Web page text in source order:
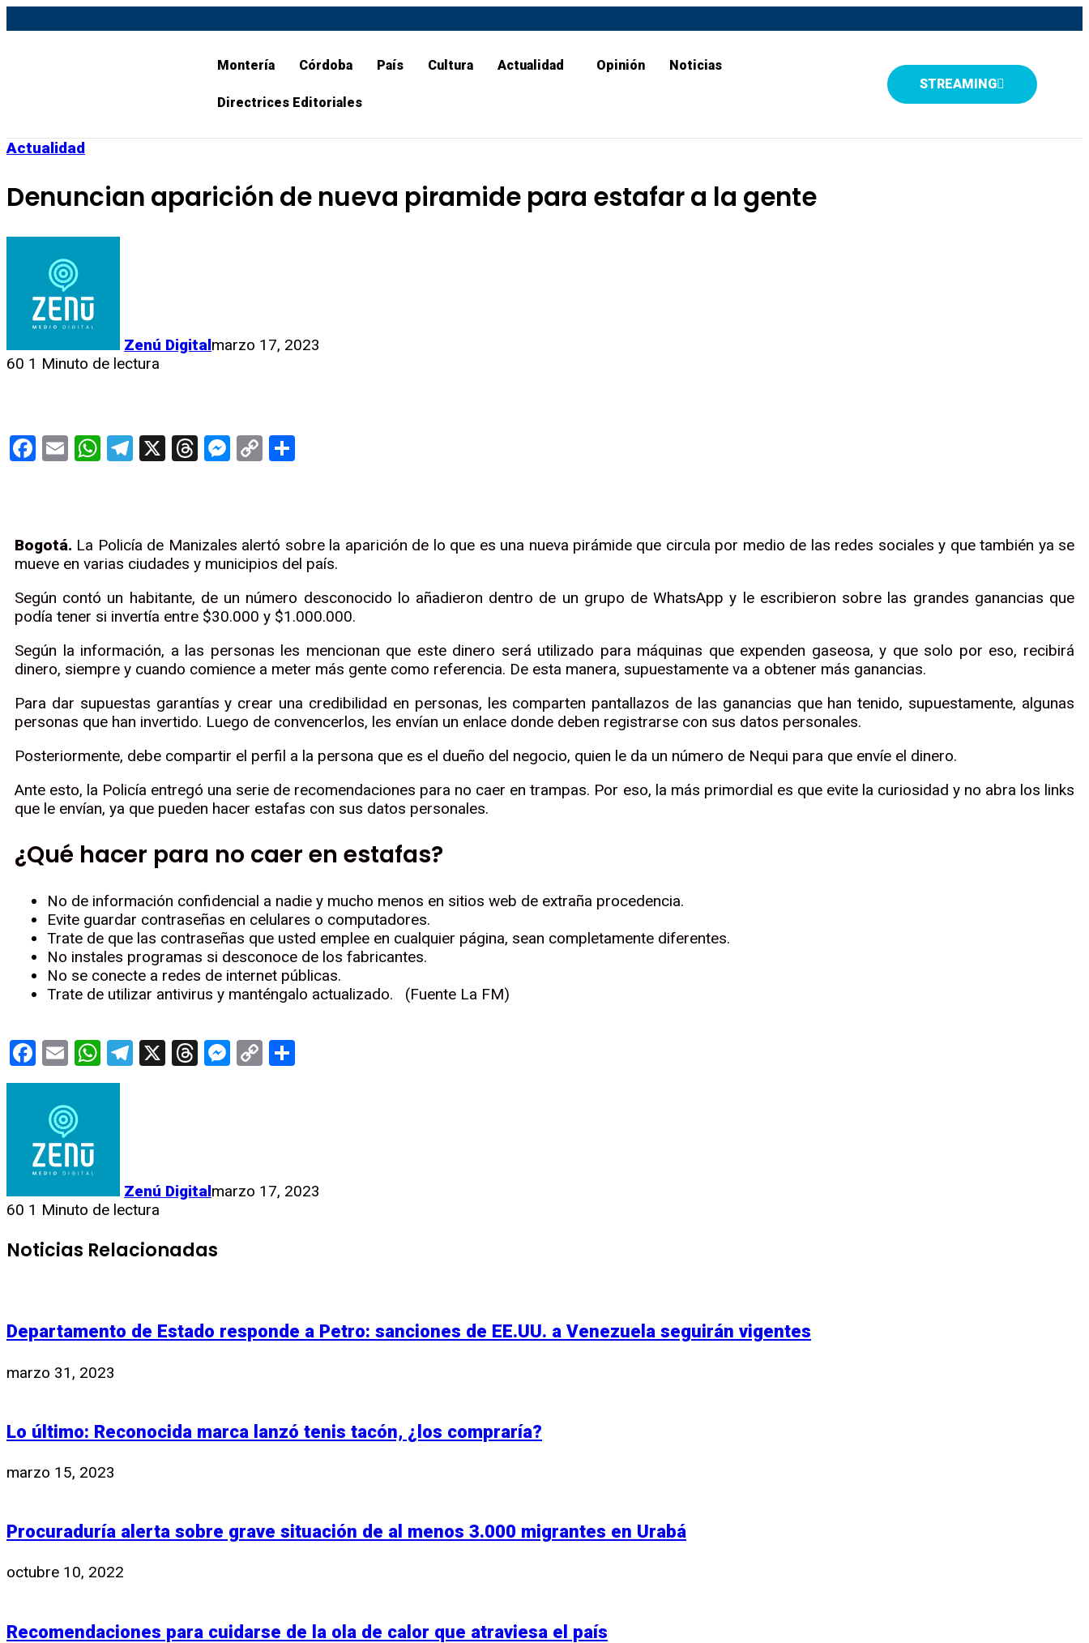
Montería Córdoba País Cultura Actualidad Opinión Noticias
Directrices Editoriales
STREAMING
Actualidad
Denuncian aparición de nueva piramide para estafar a la gente
Zenú Digitalmarzo 17, 2023
60 1 Minuto de lectura
Facebook
EmailWhatsApp
Telegram
X Threads
Messenger
Copy
Bogotá. La Policía de Manizales alertó sobre la aparición de lo que es una nueva pirámide que circula por medio de las redes sociales y que también ya se
mueve en varias ciudades y municipios del país.
Según contó un habitante, de un número desconocido lo añadieron dentro de un grupo de WhatsApp y le escribieron sobre las grandes ganancias que
podía tener si invertía entre $30.000 y $1.000.000.
Según la información, a las personas les mencionan que este dinero será utilizado para máquinas que expenden gaseosa, y que solo por eso, recibirá
dinero, siempre y cuando comience a meter más gente como referencia. De esta manera, supuestamente va a obtener más ganancias.
Para dar supuestas garantías y crear una credibilidad en personas, les comparten pantallazos de las ganancias que han tenido, supuestamente, algunas
personas que han invertido. Luego de convencerlos, les envían un enlace donde deben registrarse con sus datos personales.
Posteriormente, debe compartir el perfil a la persona que es el dueño del negocio, quien le da un número de Nequi para que envíe el dinero.
Ante esto, la Policía entregó una serie de recomendaciones para no caer en trampas. Por eso, la más primordial es que evite la curiosidad y no abra los links
que le envían, ya que pueden hacer estafas con sus datos personales.
¿Qué hacer para no caer en estafas?
No de información confidencial a nadie y mucho menos en sitios web de extraña procedencia.
Evite guardar contraseñas en celulares o computadores.
Trate de que las contraseñas que usted emplee en cualquier página, sean completamente diferentes.
No instales programas si desconoce de los fabricantes.
No se conecte a redes de internet públicas.
Trate de utilizar antivirus y manténgalo actualizado. (Fuente La FM)
Facebook
EmailWhatsApp
Telegram
X Threads
Messenger
Copy
Zenú Digitalmarzo 17, 2023
60 1 Minuto de lectura
Noticias Relacionadas
Departamento de Estado responde a Petro: sanciones de EE.UU. a Venezuela seguirán vigentes
marzo 31, 2023
Lo último: Reconocida marca lanzó tenis tacón, ¿los compraría?
marzo 15, 2023
Procuraduría alerta sobre grave situación de al menos 3.000 migrantes en Urabá
octubre 10, 2022
Recomendaciones para cuidarse de la ola de calor que atraviesa el país